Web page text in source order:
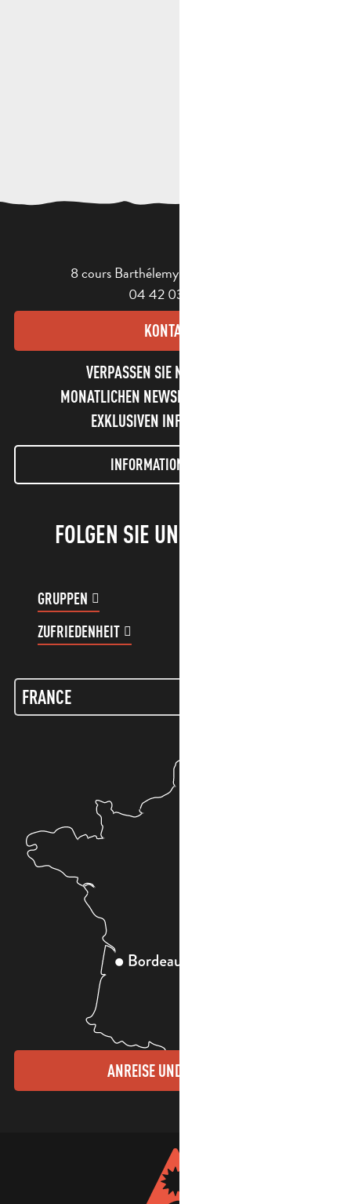
8 cours Barthélemy - 13400 Aubagne
04 42 03 49 98
KONTAKT
VERPASSEN SIE NICHT UNSEREN
MONATLICHEN NEWSLETTER UND UNSERE
EXKLUSIVEN INFORMATIONEN!
INFORMATIONEN LETTER
FOLGEN SIE UNS!
GRUPPEN
ZUFRIEDENHEIT
ANREISE UND KONTAKTE